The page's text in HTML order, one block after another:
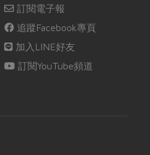
訂閱電子報
追蹤Facebook專頁
加入LINE好友
訂閱YouTube頻道